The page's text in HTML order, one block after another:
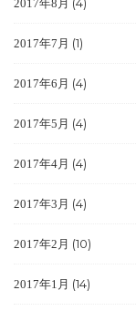
2017年8月
2017年7月 (1)
2017年6月 (4)
2017年5月 (4)
2017年4月 (4)
2017年3月 (4)
2017年2月 (10)
2017年1月 (14)